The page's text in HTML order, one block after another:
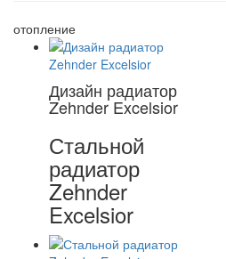
отопление
Дизайн радиатор
Zehnder Excelsior
Стальной
радиатор
Zehnder
Excelsior